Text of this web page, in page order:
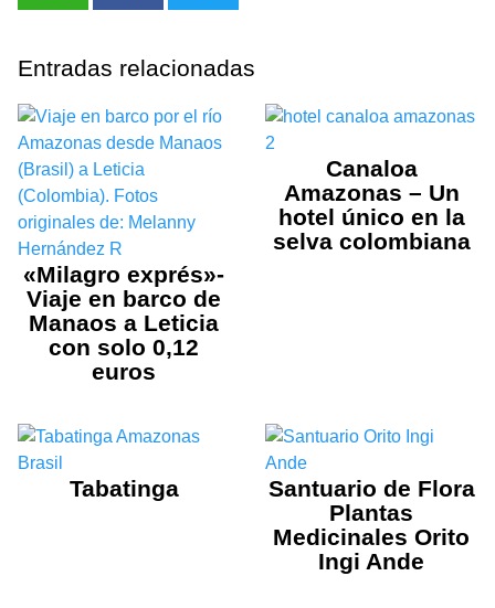
Entradas relacionadas
«Milagro exprés»-
Viaje en barco de
Manaos a Leticia
con solo 0,12
euros
Canaloa
Amazonas – Un
hotel único en la
selva colombiana
Tabatinga
Santuario de Flora
Plantas
Medicinales Orito
Ingi Ande